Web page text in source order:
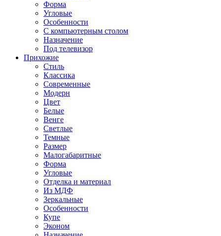
Форма
Угловые
Особенности
С компьютерным столом
Назначение
Под телевизор
Прихожие
Стиль
Классика
Современные
Модерн
Цвет
Белые
Венге
Светлые
Темные
Размер
Малогабаритные
Форма
Угловые
Отделка и материал
Из МДФ
Зеркальные
Особенности
Купе
Эконом